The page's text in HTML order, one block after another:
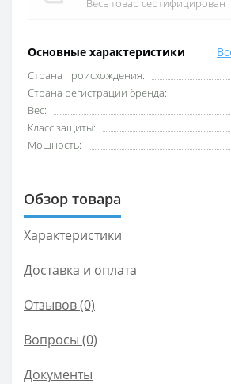
Основные характеристики
Cтрана происхождения:
Cтрана регистрации бренда:
Вес:
Класс защиты:
Мощность:
Обзор товара
Характеристики
Доставка и оплата
Отзывов (0)
Вопросы (0)
Документы